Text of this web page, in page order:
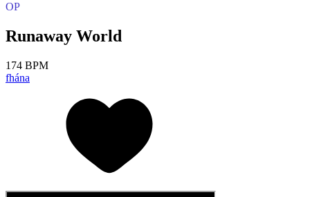
OP
Runaway World
174 BPM
fhána